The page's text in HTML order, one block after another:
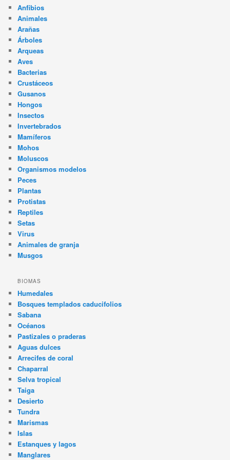
Anfibios
Animales
Arañas
Árboles
Arqueas
Aves
Bacterias
Crustáceos
Gusanos
Hongos
Insectos
Invertebrados
Mamíferos
Mohos
Moluscos
Organismos modelos
Peces
Plantas
Protistas
Reptiles
Setas
Virus
Animales de granja
Musgos
BIOMAS
Humedales
Bosques templados caducifolios
Sabana
Océanos
Pastizales o praderas
Aguas dulces
Arrecifes de coral
Chaparral
Selva tropical
Taiga
Desierto
Tundra
Marismas
Islas
Estanques y lagos
Manglares